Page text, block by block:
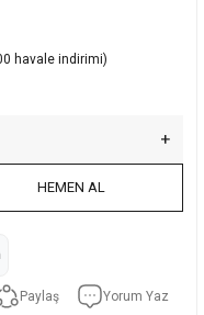
havale indirimi)
HEMEN AL
Paylaş Yorum Yaz